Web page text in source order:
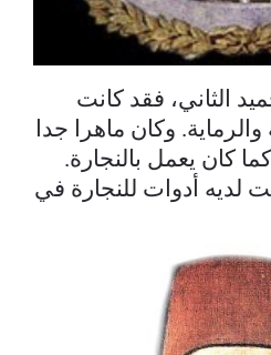
الثاني، فقد كانت
وكان ماهرا جدا
كان يعمل بالنجارة.
أدوات للنجارة في